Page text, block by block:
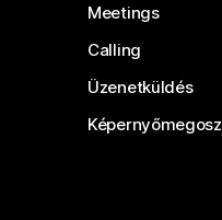
Meetings
Calling
Üzenetküldés